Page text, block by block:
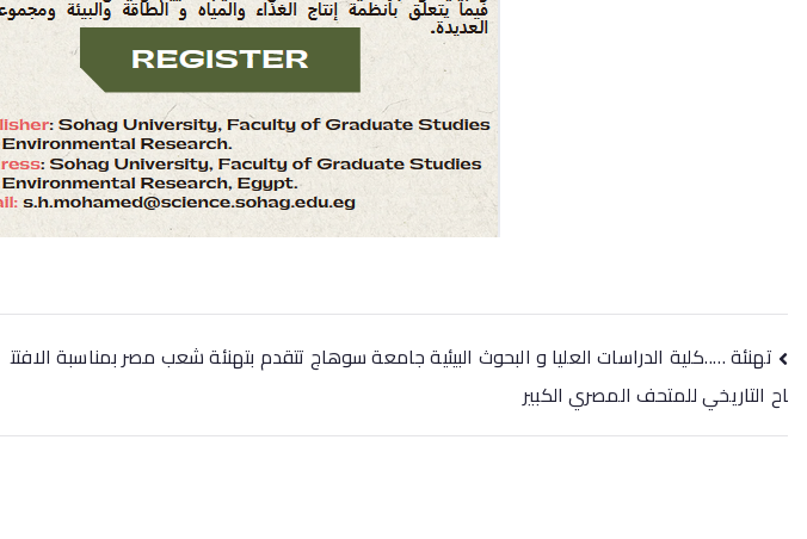
تصفّح
المقالات
تهنئة …..كلية الدراسات العليا و البحوث البيئية جامعة سوهاج تتقدم بتهنئة شعب مصر بمناسبة الافتت
اح التاريخي للمتحف المصري الكبير